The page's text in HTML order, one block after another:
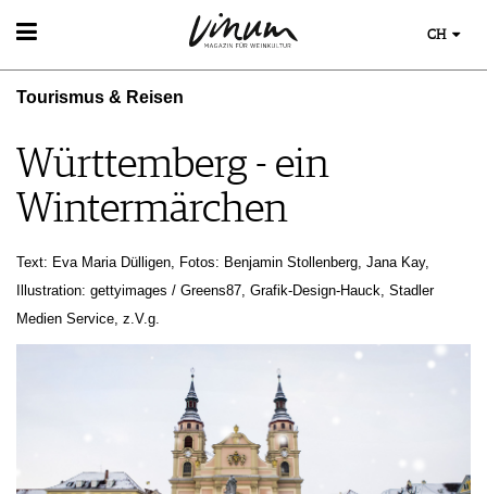
WEIN
WEINSUCHE
WINETRADECLUB
WEINE DES MONATS
UNIQUE WINERIES
CLUB LES DOMAINES
WEINREGIONEN
WEINLEXIKON
WEINGESCHICHTE
INFOGRAFIKEN
TIPPS & TRICKS
NEWS
EVENTKALENDER
AWARDS
EVENT-BILDER
ESSEN & TRINKEN
FOOD PAIRING TABELLE
KULINARIK
REZEPTE
MAGAZIN
REPORTAGEN
DOSSIER
WINEGUIDES
ARCHIV
CH
Tourismus & Reisen
Württemberg - ein
Wintermärchen
Text: Eva Maria Dülligen, Fotos: Benjamin Stollenberg, Jana Kay,
Illustration: gettyimages / Greens87, Grafik-Design-Hauck, Stadler
Medien Service, z.V.g.